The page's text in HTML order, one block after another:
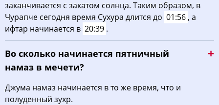
заканчивается с закатом солнца. Таким образом, в
Чурапче сегодня время Сухура длится до 01:56 , а
ифтар начинается в 20:39 .
Во сколько начинается пятничный
намаз в мечети?
Джума намаз начинается в то же время, что и
полуденный зухр.